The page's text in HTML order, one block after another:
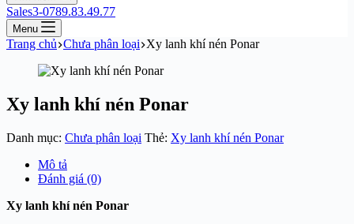
Sales3-0789.83.49.77
Menu
Trang chủ Chưa phân loại Xy lanh khí nén Ponar
Xy lanh khí nén Ponar
Danh mục: Chưa phân loại Thẻ: Xy lanh khí nén Ponar
Mô tả
Đánh giá (0)
Xy lanh khí nén Ponar